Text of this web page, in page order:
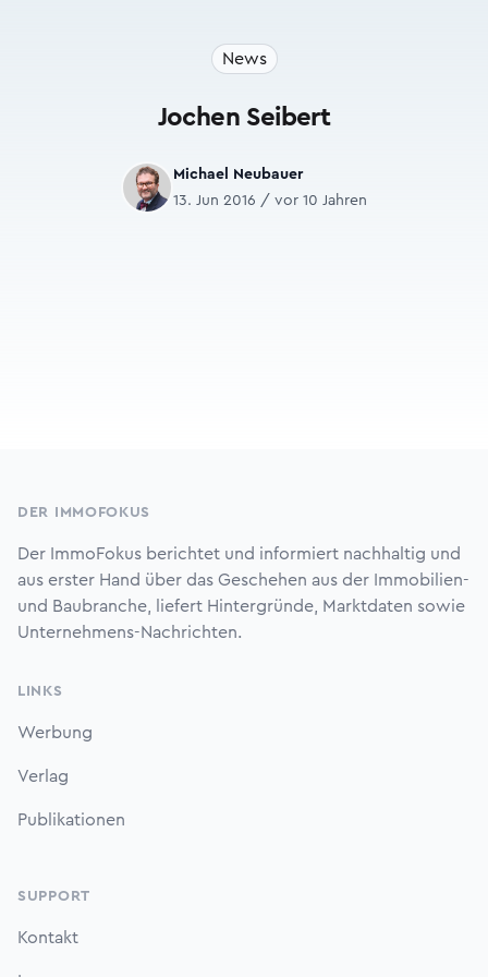
News
Jochen Seibert
Michael Neubauer
13. Jun 2016 / vor 10 Jahren
DER IMMOFOKUS
Der ImmoFokus berichtet und informiert nachhaltig und
aus erster Hand über das Geschehen aus der Immobilien-
und Baubranche, liefert Hintergründe, Marktdaten sowie
Unternehmens-Nachrichten.
LINKS
Werbung
Verlag
Publikationen
SUPPORT
Kontakt